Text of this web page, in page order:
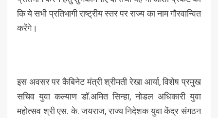
कि ये सभी प्रतिभागी राष्ट्रीय स्तर पर राज्य का नाम गौरवान्वित
करेंगे।
इस अवसर पर कैबिनेट मंत्री श्रीमती रेखा आर्या, विशेष प्रमुख
सचिव युवा कल्याण डॉ.अमित सिन्हा, नोडल अधिकारी युवा
महोत्सव श्री एस. के. जयराज, राज्य निदेशक युवा केंद्र संगठन